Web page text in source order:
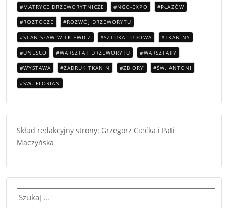
MATRYCE DRZEWORYTNICZE NGO-EXPO PŁAZÓW
ROZTOCZE ROZWÓJ DRZEWORYTU
STANISŁAW WITKIEWICZ SZTUKA LUDOWA TKANINY
UNESCO WARSZTAT DRZEWORYTU WARSZTATY
WYSTAWA ZADRUK TKANIN ZBIORY ŚW. ANTONI
ŚW. FLORIAN
Skład redakcyjny strony: Grzegorz Ciećka i Pati
Maczyńska
Szukaj: